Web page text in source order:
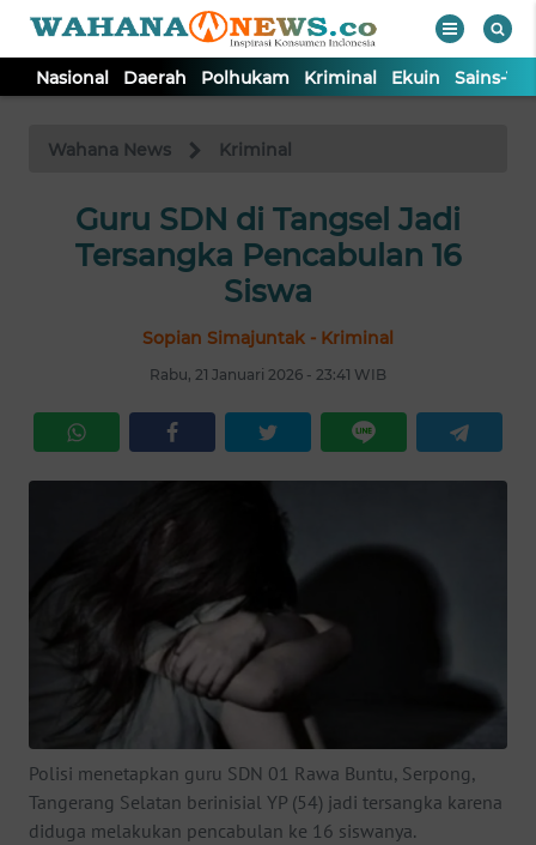
Nasional Daerah Polhukam Kriminal Ekuin Sains-
Wahana News Kriminal
Guru SDN di Tangsel Jadi
Tersangka Pencabulan 16
Siswa
Sopian Simajuntak - Kriminal
Rabu, 21 Januari 2026 - 23:41 WIB
Polisi menetapkan guru SDN 01 Rawa Buntu, Serpong,
Tangerang Selatan berinisial YP (54) jadi tersangka karena
diduga melakukan pencabulan ke 16 siswanya.
TV
NASIONAL
KRIMINAL
EKUIN
KESEHATAN
INTERNASIONAL
SERBA-SERBI
PENDIDIKAN